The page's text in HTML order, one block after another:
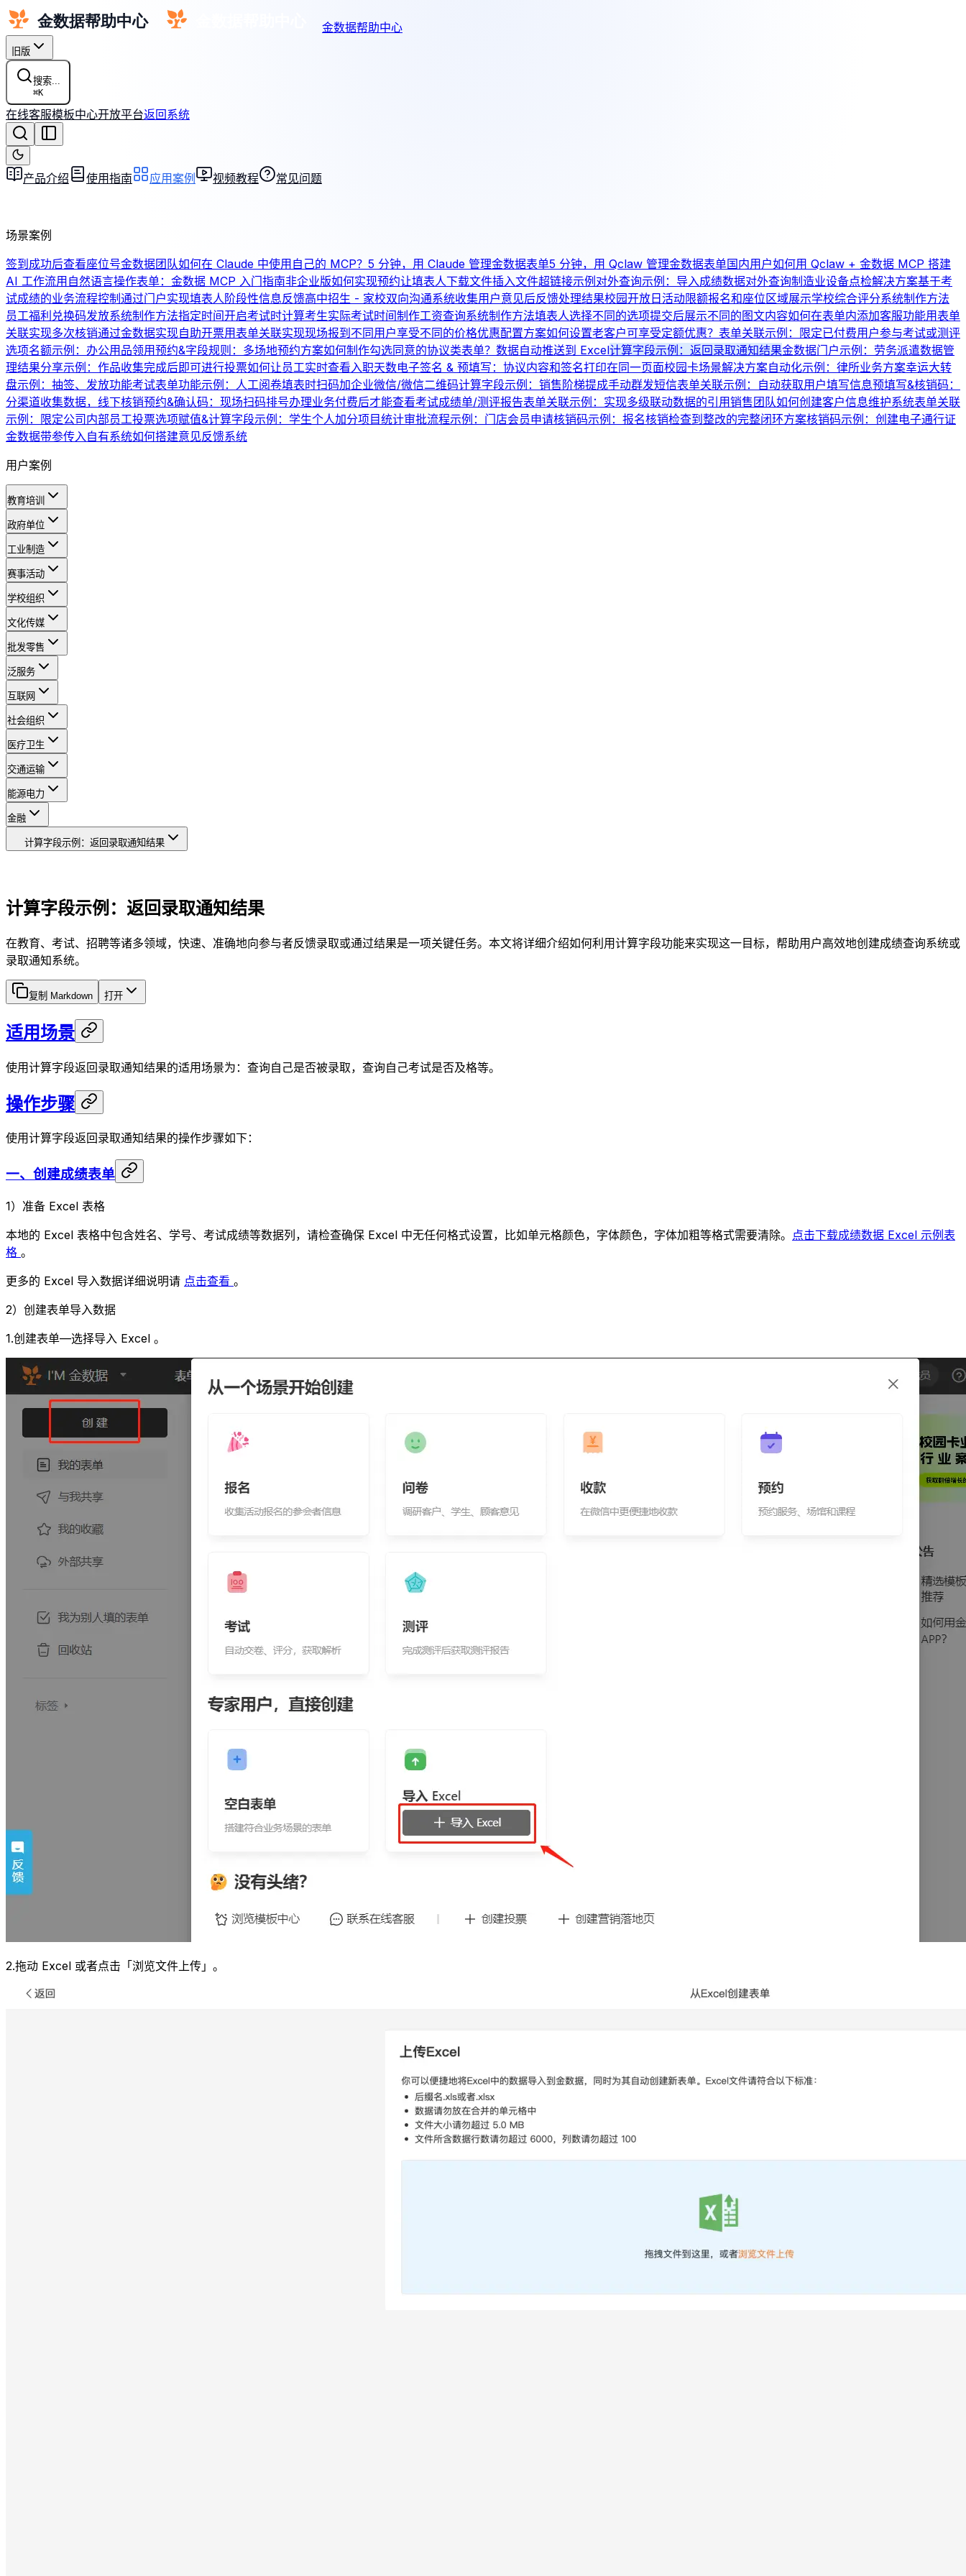
金数据帮助中心
旧版
搜索...
⌘K
在线客服模板中心开放平台返回系统
产品介绍 使用指南 应用案例 视频教程 常见问题
场景案例
签到成功后查看座位号金数据团队如何在 Claude 中使用自己的 MCP？ 5 分钟，用 Claude 管理金数据表单5 分钟，用 Qclaw 管理金数据表单国内用户如何用 Qclaw + 金数据 MCP 搭建
AI 工作流用自然语言操作表单：金数据 MCP 入门指南非企业版如何实现预约让填表人下载文件插入文件超链接示例 对外查询示例：导入成绩数据对外查询制造业设备点检解决方案基于考
试成绩的业务流程控制 通过门户实现填表人阶段性信息反馈高中招生 - 家校双向沟通系统收集用户意见后反馈处理结果校园开放日活动限额报名和座位区域展示学校综合评分系统制作方法
员工福利兑换码发放系统制作方法指定时间开启考试时计算考生实际考试时间制作工资查询系统制作方法填表人选择不同的选项提交后展示不同的图文内容如何在表单内添加客服功能用表单
关联实现多次核销通过金数据实现自助开票用表单关联实现现场报到 不同用户享受不同的价格优惠配置方案如何设置老客户可享受定额优惠？ 表单关联示例：限定已付费用户参与考试或测评
选项名额示例：办公用品领用预约&字段规则：多场地预约方案如何制作勾选同意的协议类表单？ 数据自动推送到 Excel计算字段示例：返回录取通知结果金数据门户示例：劳务派遣数据管
理结果分享示例：作品收集完成后即可进行投票如何让员工实时查看入职天数电子签名 & 预填写：协议内容和签名打印在同一页面校园卡场景解决方案自动化示例：律所业务方案幸运大转
盘示例：抽签、发放功能考试表单功能示例：人工阅卷填表时扫码加企业微信/微信二维码计算字段示例：销售阶梯提成手动群发短信表单关联示例：自动获取用户填写信息预填写&核销码：
分渠道收集数据，线下核销预约&确认码：现场扫码排号办理业务付费后才能查看考试成绩单/测评报告表单关联示例：实现多级联动数据的引用销售团队如何创建客户信息维护系统表单关联
示例：限定公司内部员工投票选项赋值&计算字段示例：学生个人加分项目统计审批流程示例：门店会员申请核销码示例：报名核销检查到整改的完整闭环方案核销码示例：创建电子通行证
金数据带参传入自有系统如何搭建意见反馈系统
用户案例
教育培训
政府单位
工业制造
赛事活动
学校组织
文化传媒
批发零售
泛服务
互联网
社会组织
医疗卫生
交通运输
能源电力
金融
计算字段示例：返回录取通知结果
计算字段示例：返回录取通知结果
在教育、考试、招聘等诸多领域，快速、准确地向参与者反馈录取或通过结果是一项关键任务。本文将详细介绍如何利用计算字段功能来实现这一目标，帮助用户高效地创建成绩查询系统或
录取通知系统。
复制 Markdown 打开
适用场景
使用计算字段返回录取通知结果的适用场景为：查询自己是否被录取，查询自己考试是否及格等。
操作步骤
使用计算字段返回录取通知结果的操作步骤如下：
一、创建成绩表单
1）准备 Excel 表格
本地的 Excel 表格中包含姓名、学号、考试成绩等数据列，请检查确保 Excel 中无任何格式设置，比如单元格颜色，字体颜色，字体加粗等格式需要清除。 点击下载成绩数据 Excel 示例表
格 。
更多的 Excel 导入数据详细说明请 点击查看 。
2）创建表单导入数据
1.创建表单—选择导入 Excel 。
2.拖动 Excel 或者点击「浏览文件上传」。